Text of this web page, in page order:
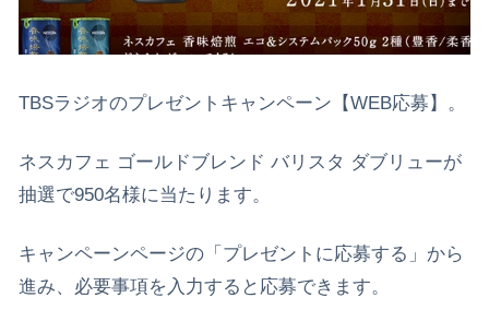
TBSラジオのプレゼントキャンペーン【WEB応募】。
ネスカフェ ゴールドブレンド バリスタ ダブリューが
抽選で950名様に当たります。
キャンペーンページの「プレゼントに応募する」から
進み、必要事項を入力すると応募できます。